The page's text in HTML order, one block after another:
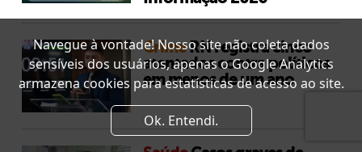
CrimeRN registra cinco
atentados contra políticos
em menos de um ano
Navegue à vontade! Nosso site não coleta dados
sensíveis dos usuários, apenas o Google Analytics
armazena cookies para estatísticas de acesso ao site.
Ok. Entendi.